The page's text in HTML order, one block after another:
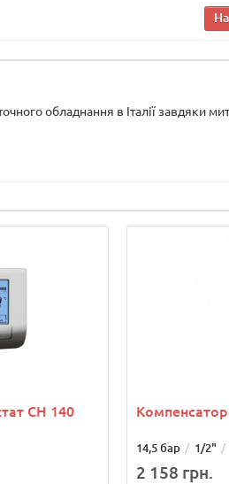
обладнання в Італії завдяки
СН 140 Компенсатор
14,5 бар 1/2"
2 158 грн.